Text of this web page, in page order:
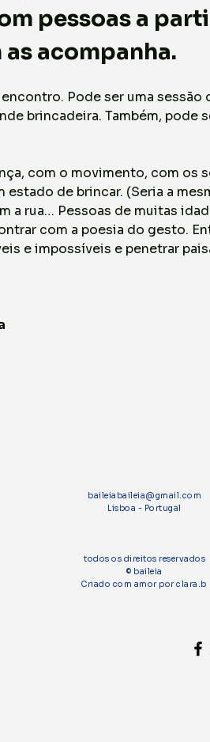
pessoas a
acompanha.
Pode ser uma
brincadeira. Também, pode
com o movimento, com os
de brincar. (Seria a
a rua… Pessoas de muitas
com a poesia do gesto.
e impossíveis e penetrar
baileiabaileia@gmail.com
Lisboa - Portugal
todos os direitos reservados
© baileia
Criado com amor por clara.b